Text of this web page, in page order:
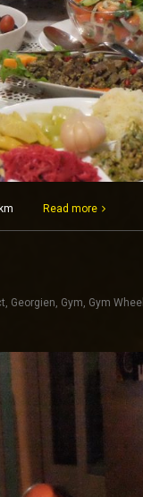
km Read more
, Georgien, Gym, Gym Wheel